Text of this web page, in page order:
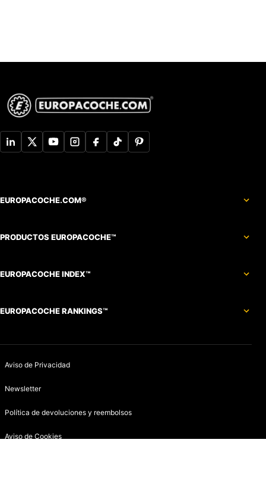
EUROPACOCHE.COM®
PRODUCTOS EUROPACOCHE™
EUROPACOCHE INDEX™
EUROPACOCHE RANKINGS™
Aviso de Privacidad
Newsletter
Política de devoluciones y reembolsos
Aviso de Cookies